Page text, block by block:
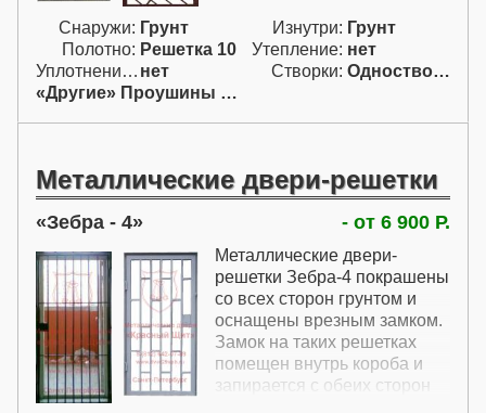
покрытием грунтом
подходят как для
помещений, так и для
установки на улице.
Снаружи: Грунт Изнутри: Грунт
Полотно: Решетка 10 Утепление: нет
Уплотнение: нет Створки:
Одностворчатая (А)
«Другие» Проушины для навесн.
Металлические двери-решетки
Зебра - 4 - от 6 900 Р.
Металлические двери-
решетки Зебра-4 покрашены
со всех сторон грунтом и
оснащены врезным замком.
Замок на таких решетках
помещен внутрь короба и
запирается с обеих сторон